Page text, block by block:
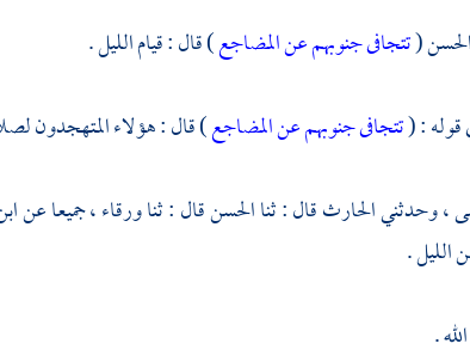
الحسن(تتجافى جنوبهم عن المضاجع) قال : قيام الليل .
قوله : (تتجافى جنوبهم عن المضاجع) قال : هؤلاء المتهجدون
،وحدثنيالحارثقال : ثناالحسنقال : ثناورقاء ،جميعا عن
الليل .
.